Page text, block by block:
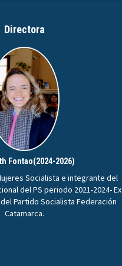
Directora
Fontao(2024-2026)
Socialista e integrante del
del PS periodo 2021-2024- Ex
Partido Socialista Federación
Catamarca.